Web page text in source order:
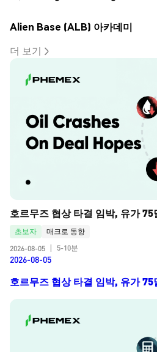
Alien Base (ALB) 아카데미
더 보기
호르무즈 협상 타결 임박, 유가
초보자
매크로 동향
2026-08-05
5-10분
2026-08-05
호르무즈 협상 타결 임박, 유가